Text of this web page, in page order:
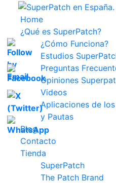
Home
¿Qué es SuperPatch?
¿Cómo Funciona?
Estudios
Preguntas
Opiniones
Videos
Aplicaciones de
y Pautas
Blog
Contacto
Tienda
SuperPatch
The Patch Brand